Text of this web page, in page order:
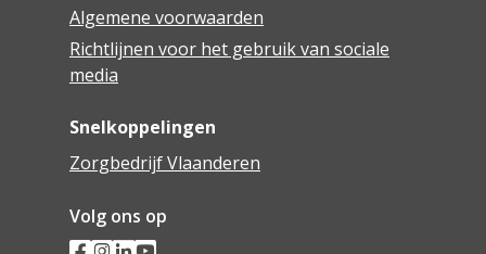
Algemene voorwaarden
Richtlijnen voor het gebruik van sociale
media
Snelkoppelingen
Zorgbedrijf Vlaanderen
Volg ons op